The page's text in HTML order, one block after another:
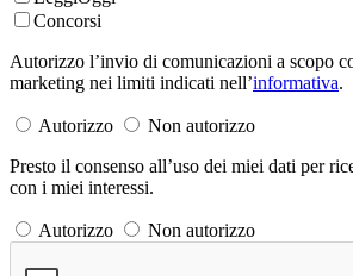
Concorsi
Autorizzo l’invio di comunicazioni a scopo
marketing nei limiti indicati nell’informativa.
Autorizzo
Non autorizzo
Presto il consenso all’uso dei miei dati per
con i miei interessi.
Autorizzo Non autorizzo